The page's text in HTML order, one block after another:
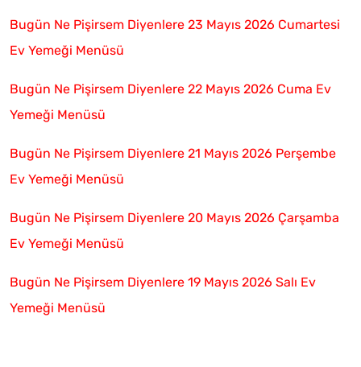
Bugün Ne Pişirsem Diyenlere 23 Mayıs 2026 Cumartesi
Ev Yemeği Menüsü
Bugün Ne Pişirsem Diyenlere 22 Mayıs 2026 Cuma Ev
Yemeği Menüsü
Bugün Ne Pişirsem Diyenlere 21 Mayıs 2026 Perşembe
Ev Yemeği Menüsü
Bugün Ne Pişirsem Diyenlere 20 Mayıs 2026 Çarşamba
Ev Yemeği Menüsü
Bugün Ne Pişirsem Diyenlere 19 Mayıs 2026 Salı Ev
Yemeği Menüsü